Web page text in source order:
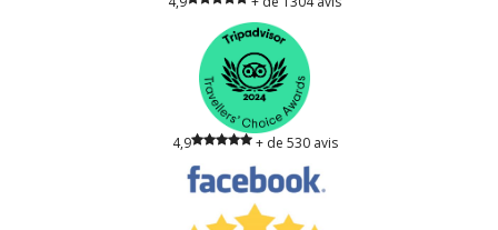
4,9 + de 530 avis